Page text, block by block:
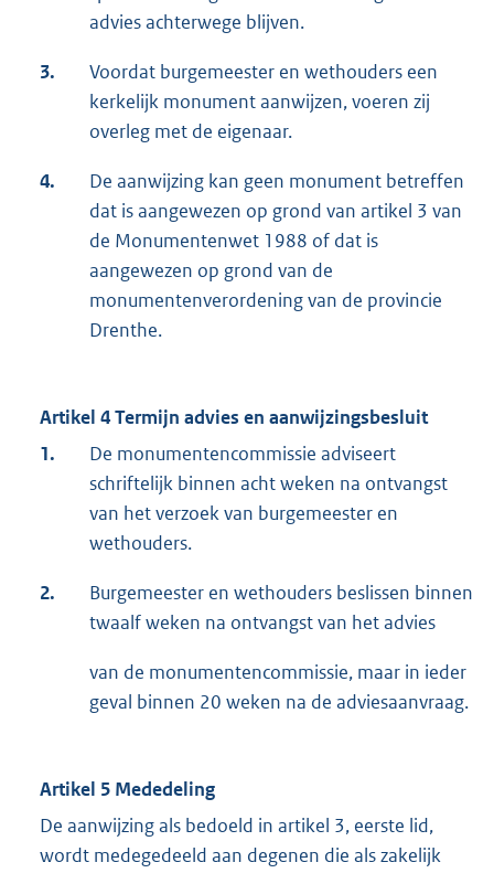
advies achterwege blijven.
3.
Voordat burgemeester en wethouders een
kerkelijk monument aanwijzen, voeren zij
overleg met de eigenaar.
4.
De aanwijzing kan geen monument betreffen
dat is aangewezen op grond van artikel 3 van
de Monumentenwet 1988 of dat is
aangewezen op grond van de
monumentenverordening van de provincie
Drenthe.
Artikel 4 Termijn advies en aanwijzingsbesluit
1.
De monumentencommissie adviseert
schriftelijk binnen acht weken na ontvangst
van het verzoek van burgemeester en
wethouders.
2.
Burgemeester en wethouders beslissen binnen
twaalf weken na ontvangst van het advies
van de monumentencommissie, maar in ieder
geval binnen 20 weken na de adviesaanvraag.
Artikel 5 Mededeling
De aanwijzing als bedoeld in artikel 3, eerste lid,
wordt medegedeeld aan degenen die als zakelijk